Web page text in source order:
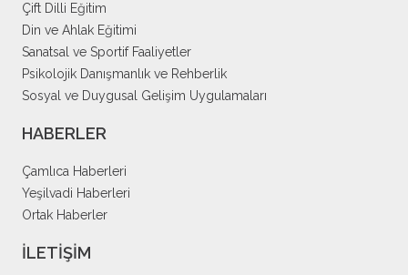
Çift Dilli Eğitim
Din ve Ahlak Eğitimi
Sanatsal ve Sportif Faaliyetler
Psikolojik Danışmanlık ve Rehberlik
Sosyal ve Duygusal Gelişim Uygulamaları
HABERLER
Çamlıca Haberleri
Yeşilvadi Haberleri
Ortak Haberler
İLETİŞİM